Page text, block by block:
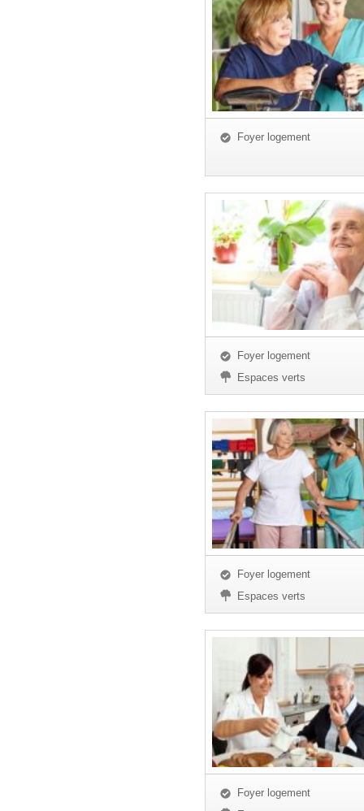
Foyer logement
Foyer logement
Espaces verts
Foyer logement
Espaces verts
Foyer logement